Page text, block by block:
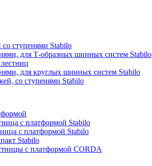
со ступенями Stabilo
для Т-образных шинных систем Stabilo
для круглых шинных систем Stabilo
со ступенями Stabilo
с платформой Stabilo
с платформой Stabilo
Stabilo
с платформой CORDA